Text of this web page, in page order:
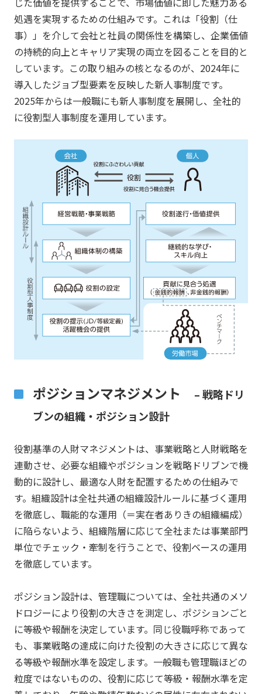
処遇を実現するための仕組みです。これは「役割（仕
事）」を介して会社と社員の関係性を構築し、企業価値
の持続的向上とキャリア実現の両立を図ることを目的と
しています。この取り組みの核となるのが、2024年に
導入したジョブ型要素を反映した新人事制度です。
2025年からは一般職にも新人事制度を展開し、全社的
に役割型人事制度を運用しています。
ポジションマネジメント
– 戦略ドリ
ブンの組織・ポジション設計
役割基準の人財マネジメントは、事業戦略と人財戦略を
連動させ、必要な組織やポジションを戦略ドリブンで機
動的に設計し、最適な人財を配置するための仕組みで
す。組織設計は全社共通の組織設計ルールに基づく運用
を徹底し、職能的な運用（＝実在者ありきの組織編成）
に陥らないよう、組織階層に応じて全社または事業部門
単位でチェック・牽制を行うことで、役割ベースの運用
を徹底しています。
ポジション設計は、管理職については、全社共通のメソ
ドロジーにより役割の大きさを測定し、ポジションごと
に等級や報酬を決定しています。同じ役職呼称であって
も、事業戦略の達成に向けた役割の大きさに応じて異な
る等級や報酬水準を設定します。一般職も管理職ほどの
粒度ではないものの、役割に応じて等級・報酬水準を定